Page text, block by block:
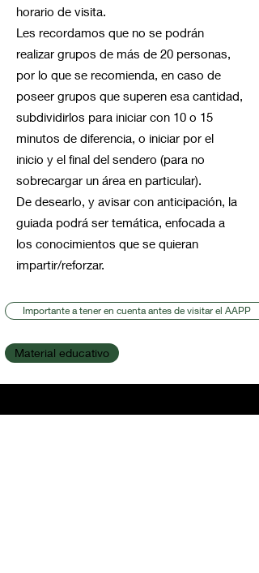
horario de visita.
Les recordamos que no se podrán
realizar grupos de más de 20 personas,
por lo que se recomienda, en caso de
poseer grupos que superen esa cantidad,
subdividirlos para iniciar con 10 o 15
minutos de diferencia, o iniciar por el
inicio y el final del sendero (para no
sobrecargar un área en particular).
De desearlo, y avisar con anticipación, la
guiada podrá ser temática, enfocada a
los conocimientos que se quieran
impartir/reforzar.
Importante a tener en cuenta antes de visitar el AAPP
Material educativo